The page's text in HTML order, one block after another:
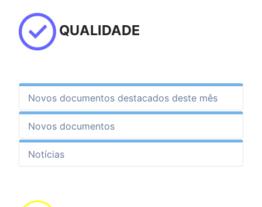
QUALIDADE
Novos documentos destacados deste mês
Novos documentos
Notícias